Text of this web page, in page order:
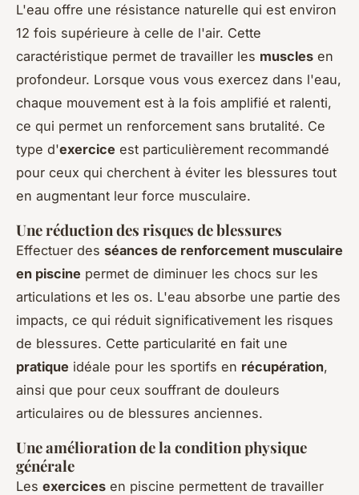
L'eau offre une résistance naturelle qui est environ
12 fois supérieure à celle de l'air. Cette
caractéristique permet de travailler les muscles en
profondeur. Lorsque vous vous exercez dans l'eau,
chaque mouvement est à la fois amplifié et ralenti,
ce qui permet un renforcement sans brutalité. Ce
type d'exercice est particulièrement recommandé
pour ceux qui cherchent à éviter les blessures tout
en augmentant leur force musculaire.
Une réduction des risques de blessures
Effectuer des séances de renforcement musculaire
en piscine permet de diminuer les chocs sur les
articulations et les os. L'eau absorbe une partie des
impacts, ce qui réduit significativement les risques
de blessures. Cette particularité en fait une
pratique idéale pour les sportifs en récupération,
ainsi que pour ceux souffrant de douleurs
articulaires ou de blessures anciennes.
Une amélioration de la condition physique
générale
Les exercices en piscine permettent de travailler